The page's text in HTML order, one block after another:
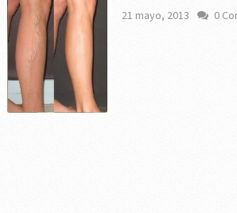
21 mayo, 2013 0